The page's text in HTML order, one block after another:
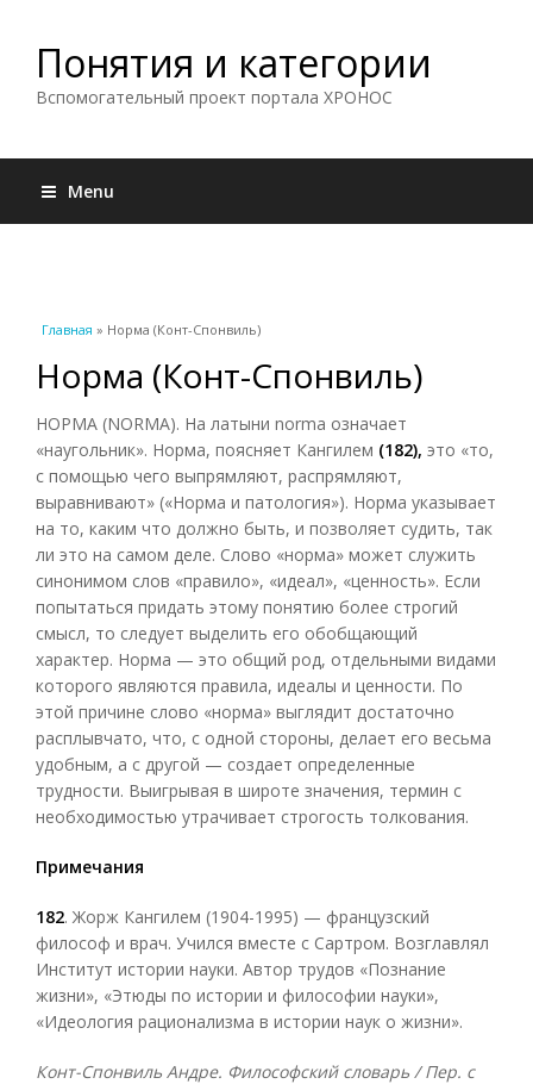
Понятия и категории
Вспомогательный проект портала ХРОНОС
Menu
Вы здесь
Главная » Норма (Конт-Спонвиль)
Норма (Конт-Спонвиль)
НОРМА (NORMA). На латыни norma означает
«наугольник». Норма, поясняет Кангилем (182), это «то,
с помощью чего выпрямляют, распрямляют,
выравнивают» («Норма и патология»). Норма указывает
на то, каким что должно быть, и позволяет судить, так
ли это на самом деле. Слово «норма» может служить
синонимом слов «правило», «идеал», «ценность». Если
попытаться придать этому понятию более строгий
смысл, то следует выделить его обобщающий
характер. Норма — это общий род, отдельными видами
которого являются правила, идеалы и ценности. По
этой причине слово «норма» выглядит достаточно
расплывчато, что, с одной стороны, делает его весьма
удобным, а с другой — создает определенные
трудности. Выигрывая в широте значения, термин с
необходимостью утрачивает строгость толкования.
Примечания
182. Жорж Кангилем (1904-1995) — французский
философ и врач. Учился вместе с Сартром. Возглавлял
Институт истории науки. Автор трудов «Познание
жизни», «Этюды по истории и философии науки»,
«Идеология рационализма в истории наук о жизни».
Конт-Спонвиль Андре. Философский словарь / Пер. с